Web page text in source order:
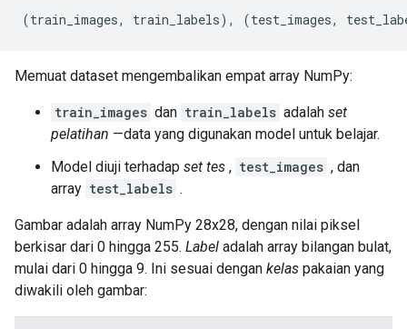
(train_images, train_labels), (test_images,
Memuat dataset mengembalikan empat array NumPy:
train_images dan train_labels adalah set
pelatihan —data yang digunakan model untuk belajar.
Model diuji terhadap set tes , test_images , dan
array test_labels .
Gambar adalah array NumPy 28x28, dengan nilai piksel
berkisar dari 0 hingga 255. Label adalah array bilangan bulat,
mulai dari 0 hingga 9. Ini sesuai dengan kelas pakaian yang
diwakili oleh gambar: